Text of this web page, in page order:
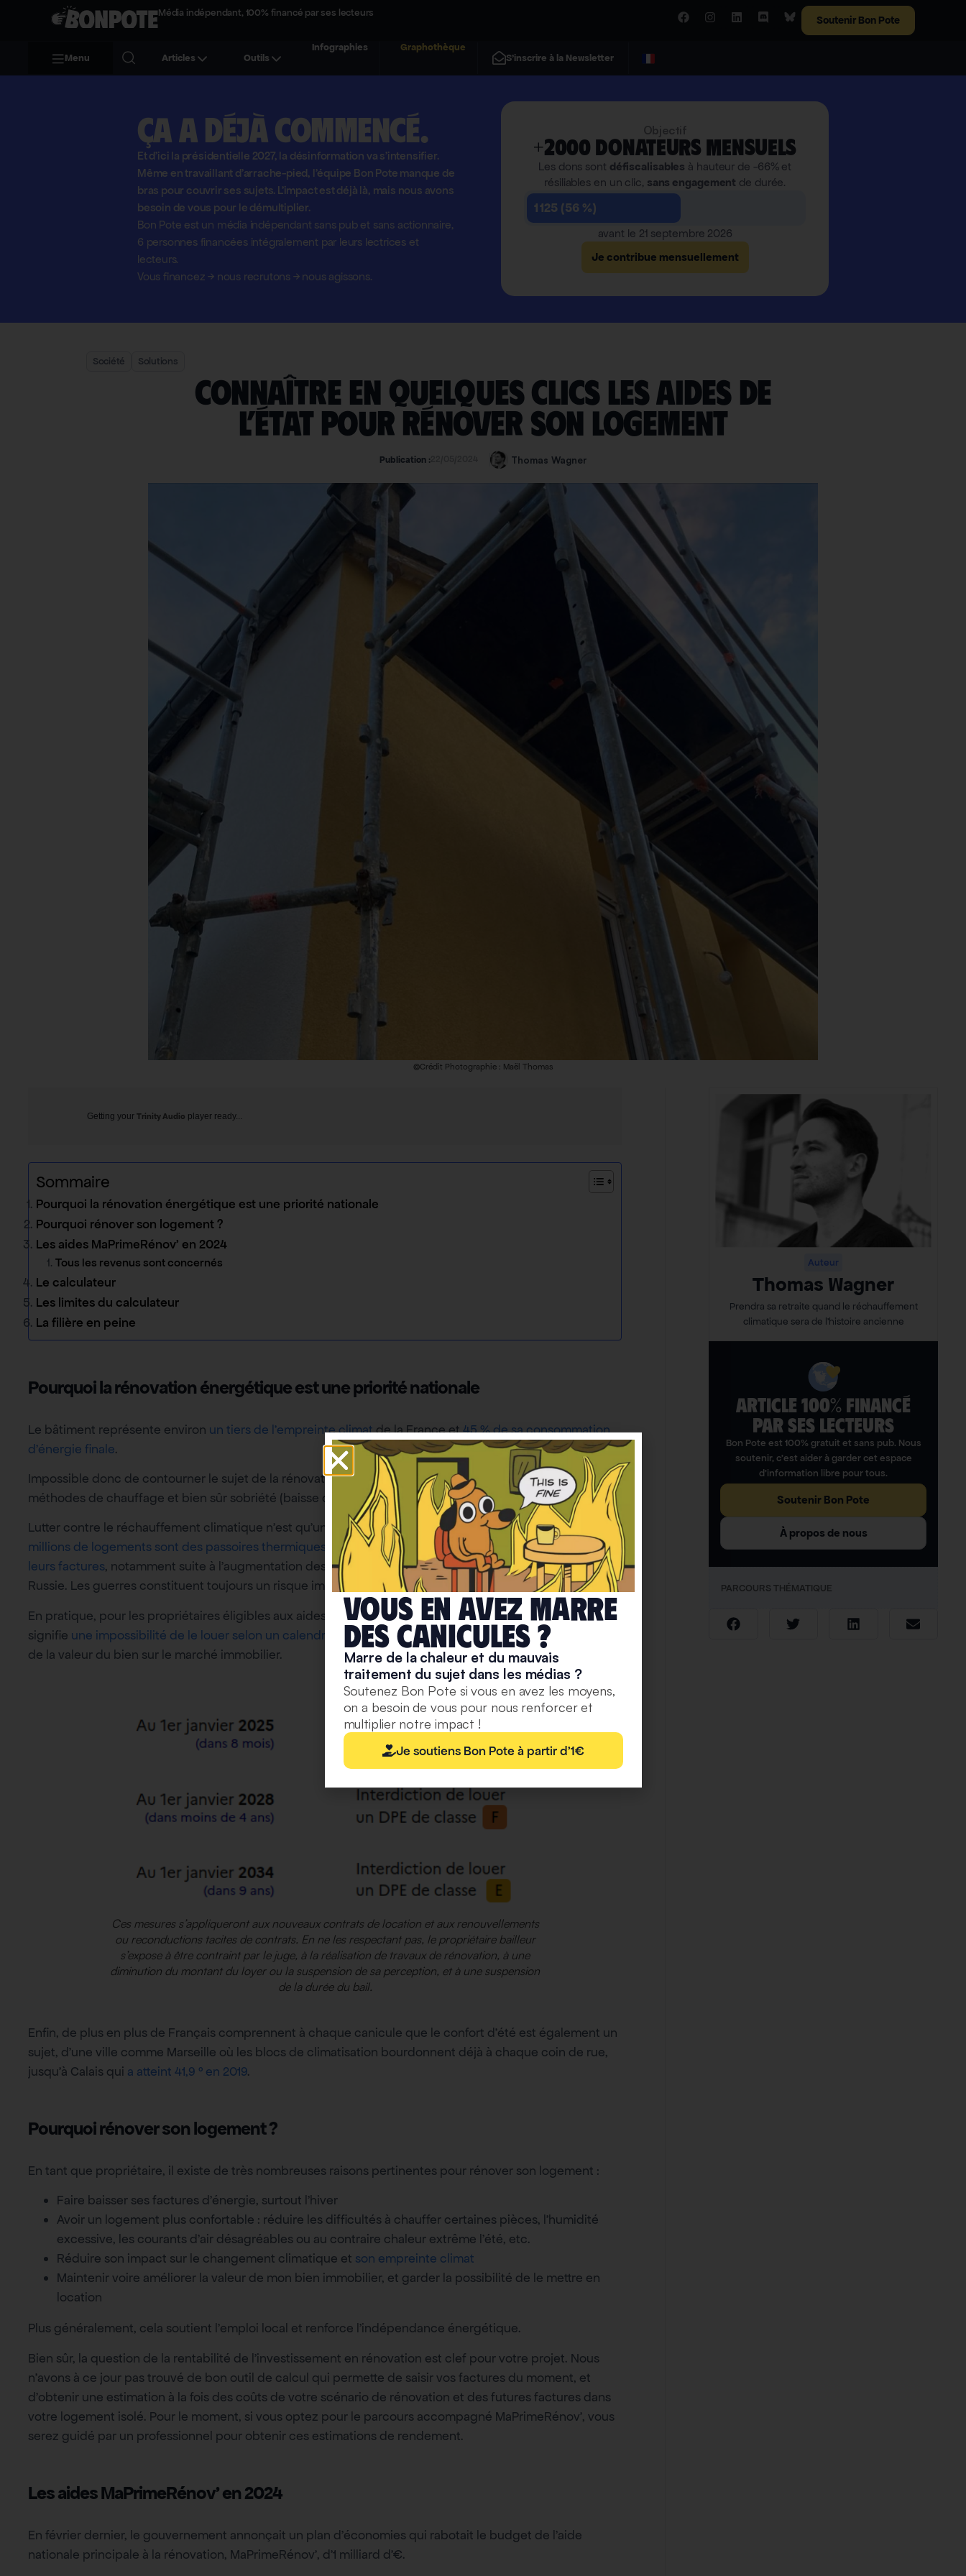
Média indépendant, 100% financé par ses lecteurs
Soutenir Bon Pote
Menu Articles Outils
Infographies
Graphothèque
S'inscrire à la Newsletter
Ça a déjà commencé.
Et d'ici la présidentielle 2027, la désinformation va s'intensifier.
Même en travaillant d'arrache-pied, l'équipe Bon Pote manque de
bras pour couvrir ses sujets. L'impact est déjà là, mais nous avons
besoin de vous pour le démultiplier.
Bon Pote est un média indépendant sans pub et sans actionnaire,
6 personnes financées intégralement par leurs lectrices et
lecteurs.
Vous financez→nous recrutons →nous agissons.
+2000 donateurs mensuels
Les dons sont défiscalisables à hauteur de -66% et
résiliables en un clic, sans engagement de durée.
1 125 (56 %)
avant le 21 septembre 2026
Je contribue mensuellement
Société Solutions
Connaître en quelques clics les aides de
l’État pour rénover son logement
Publication :22/05/2024 Thomas Wagner
©Crédit Photographie : Maël Thomas
Getting your Trinity Audio player ready...
Sommaire
Pourquoi la rénovation énergétique est une priorité nationale
Pourquoi rénover son logement ?
Les aides MaPrimeRénov’ en 2024
Tous les revenus sont concernés
Le calculateur
Les limites du calculateur
La filière en peine
Pourquoi la rénovation énergétique est une priorité nationale
Le bâtiment représente environ un tiers de l’empreinte climatde la France et45 % de sa consommation
d’énergie finale.
Impossible donc de contourner le sujet de la rénovation thermique, qui doit combiner isolation, nouvelles
méthodes de chauffage et bien sûr sobriété (baisse de la température) pouréviter l’effet rebond.
Lutter contre le réchauffement climatique n’est qu’un des avantages d’un grand effort de rénovation :
millions de logements sont des passoires thermiques et4 millions de ménages ont des difficultés à payer
leurs factures, notamment suite à l’augmentation des prix du gaz suite à l’invasion de l’Ukraine par la
Russie. Les guerres constituent toujours un risque important pour la stabilité des prix.
En pratique, pour les propriétaires éligibles aux aides à la rénovation thermique, un logement mal isolé
signifie une impossibilité de le louer selon un calendrier progressif , et donc une dévaluation mécanique
de la valeur du bien sur le marché immobilier.
Ces mesures s’appliqueront aux nouveaux contrats de location et aux renouvellements
ou reconductions tacites de contrats. En ne les respectant pas, le propriétaire bailleur
s’expose à être contraint par le juge, à la réalisation de travaux de rénovation, à une
diminution du montant du loyer ou la suspension de sa perception, et à une suspension
de la durée du bail.
Enfin, de plus en plus de Français comprennent à chaque canicule que le confort d’été est également un
sujet, d’une ville comme Marseille où les blocs de climatisation bourdonnent déjà à chaque coin de rue,
jusqu’à Calais qui a atteint 41,9 ° en 2019.
Pourquoi rénover son logement ?
En tant que propriétaire, il existe de très nombreuses raisons pertinentes pour rénover son logement :
Faire baisser ses factures d’énergie, surtout l’hiver
Avoir un logement plus confortable : réduire les difficultés à chauffer certaines pièces, l’humidité
excessive, les courants d’air désagréables ou au contraire chaleur extrême l’été, etc.
Réduire son impact sur le changement climatique et son empreinte climat
Maintenir voire améliorer la valeur de mon bien immobilier, et garder la possibilité de le mettre en
location
Plus généralement, cela soutient l’emploi local et renforce l’indépendance énergétique.
Bien sûr, la question de la rentabilité de l’investissement en rénovation est clef pour votre projet. Nous
n’avons à ce jour pas trouvé de bon outil de calcul qui permette de saisir vos factures du moment, et
d’obtenir une estimation à la fois des coûts de votre scénario de rénovation et des futures factures dans
votre logement isolé. Pour le moment, si vous optez pour le parcours accompagné MaPrimeRénov’, vous
serez guidé par un professionnel pour obtenir ces estimations de rendement.
Les aides MaPrimeRénov’ en 2024
En février dernier, le gouvernement annonçait un plan d’économies qui rabotait le budget de l’aide
nationale principale à la rénovation, MaPrimeRénov’, d’1 milliard d’€.
Auteur
Thomas Wagner
Prendra sa retraite quand le réchauffement
climatique sera de l’histoire ancienne
ARTICLE 100% FINANCÉ
PAR SES LECTEURS​
Bon Pote est 100% gratuit et sans pub. Nous
soutenir, c’est aider à garder cet espace
d’information libre pour tous.
Soutenir Bon Pote
À propos de nous
PARCOURS THÉMATIQUE
Vous en avez marre
deS caniculeS ?
Marre de la chaleur et du mauvais
traitement du sujet dans les médias ?
Soutenez Bon Pote si vous en avez les moyens,
on a besoin de vous pour nous renforcer et
multiplier notre impact !
Je soutiens Bon Pote à partir d'1€